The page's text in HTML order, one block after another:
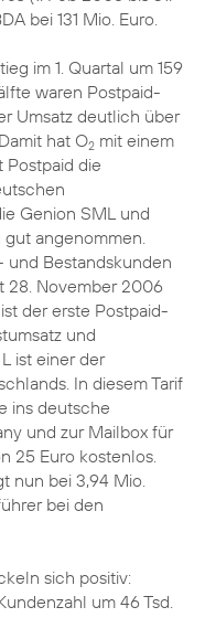
bei 131 Mio. Euro.
im 1. Quartal um 159
waren Postpaid-
Umsatz deutlich über
hat O2 mit einem
Postpaid die
Genion SML und
gut angenommen.
und Bestandskunden
28. November 2006
der erste Postpaid-
und
ist einer der
In diesem Tarif
ins deutsche
und zur Mailbox für
25 Euro kostenlos.
nun bei 3,94 Mio.
bei den
sich positiv:
um 46 Tsd.